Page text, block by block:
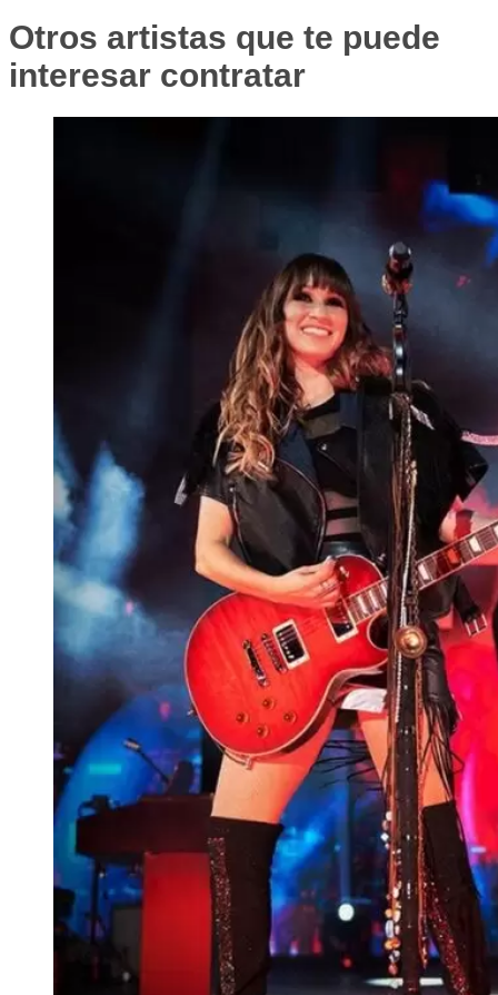
Otros artistas que te puede
interesar contratar